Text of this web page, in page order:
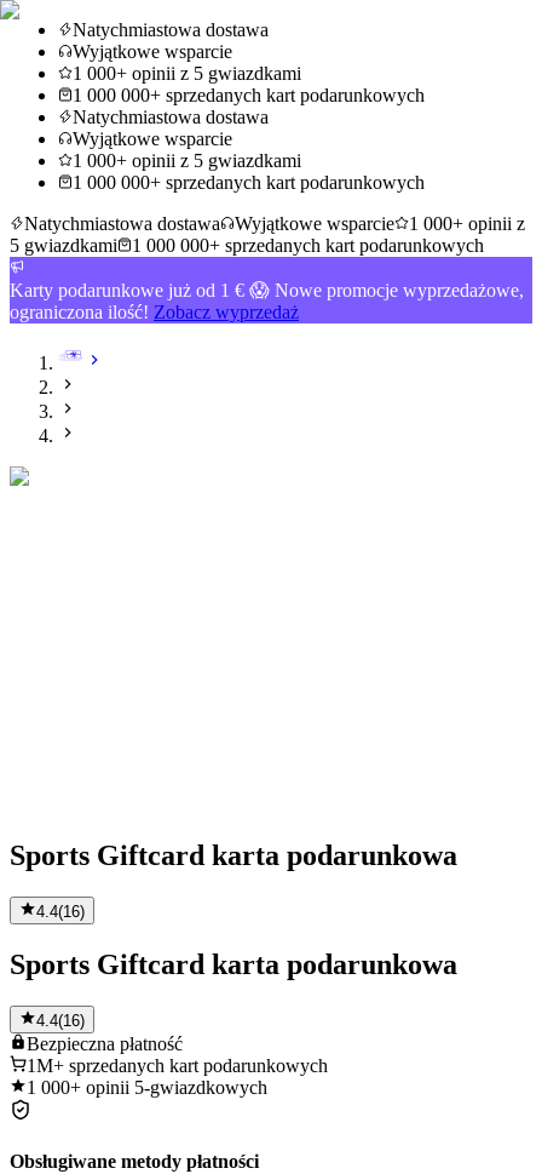
Natychmiastowa dostawa
Wyjątkowe wsparcie
1 000+ opinii z 5 gwiazdkami
1 000 000+ sprzedanych kart podarunkowych
Natychmiastowa dostawa
Wyjątkowe wsparcie
1 000+ opinii z 5 gwiazdkami
1 000 000+ sprzedanych kart podarunkowych
Natychmiastowa dostawa
Wyjątkowe wsparcie
1 000+ opinii z
5 gwiazdkami
1 000 000+ sprzedanych kart podarunkowych
Karty podarunkowe już od 1 € 😱 Nowe promocje wyprzedażowe,
ograniczona ilość! Zobacz wyprzedaż
Sports Giftcard karta podarunkowa
4.4(16)
Sports Giftcard karta podarunkowa
4.4(16)
Bezpieczna płatność
1M+ sprzedanych kart podarunkowych
1 000+ opinii 5-gwiazdkowych
Obsługiwane metody płatności